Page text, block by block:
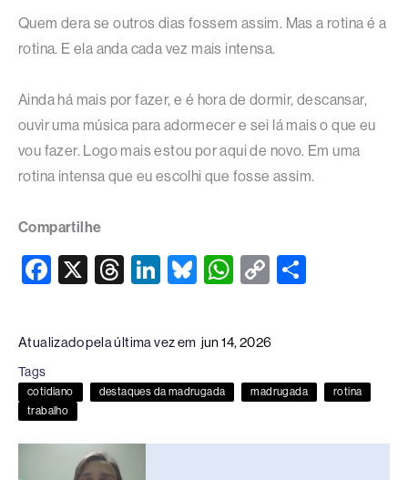
Quem dera se outros dias fossem assim. Mas a rotina é a
rotina. E ela anda cada vez mais intensa.
Ainda há mais por fazer, e é hora de dormir, descansar,
ouvir uma música para adormecer e sei lá mais o que eu
vou fazer. Logo mais estou por aqui de novo. Em uma
rotina intensa que eu escolhi que fosse assim.
Compartilhe
F
c
e
b
o
o
X
T
e
a
d
Li
e
dI
Bl
e
sk
y
W
at
s
A
p
C
y
Li
k
Atualizado pela última vez em jun 14, 2026
Tags
cotidiano destaques da madrugada madrugada
rotina
trabalho